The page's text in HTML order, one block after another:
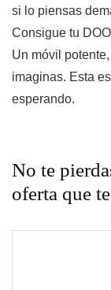
si lo piensas
Consigue tu
Un móvil
imaginas. Esta
esperando.
No te
oferta que